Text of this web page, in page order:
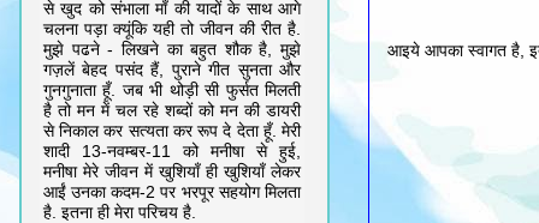
आइये आपका स्वागत है,
से खुद को संभाला माँ की यादों के साथ आगे
चलना पड़ा क्यूंकि यही तो जीवन की रीत है.
मुझे पढने - लिखने का बहुत शौक है, मुझे
गज़लें बेहद पसंद हैं, पुराने गीत सुनता और
गुनगुनाता हूँ. जब भी थोड़ी सी फुर्सत मिलती
है तो मन में चल रहे शब्दों को मन की डायरी
से निकाल कर सत्यता कर रूप दे देता हूँ. मेरी
शादी 13-नवम्बर-11 को मनीषा से हुई,
मनीषा मेरे जीवन में खुशियाँ ही खुशियाँ लेकर
आईं उनका कदम-2 पर भरपूर सहयोग मिलता
है. इतना ही मेरा परिचय है.